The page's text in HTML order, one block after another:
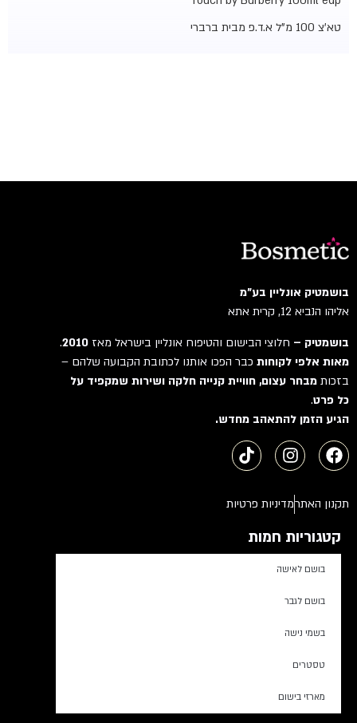
טא'צ 100 מ"ל א.ד.פ מבית ברברי
בושמטיק אונליין בע"מ
אליהו הנביא 12, קרית אתא
בושמטיק –חלוצי הבישום והטיפוח אונליין בישראל מאז2010
.
מאות אלפי לקוחותכבר הפכו אותנו לכתובת הקבועה שלהם –
בזכותמבחר עצום, חוויית קנייה חלקה ושירות שמקפיד על
כל פרט.
הגיע הזמן להתאהב מחדש.
תקנון האתרמדיניות פרטיות
קטגוריות חמות
בושם לאישה
בושם לגבר
בשמי נישה
טסטרים
מארזי בישום